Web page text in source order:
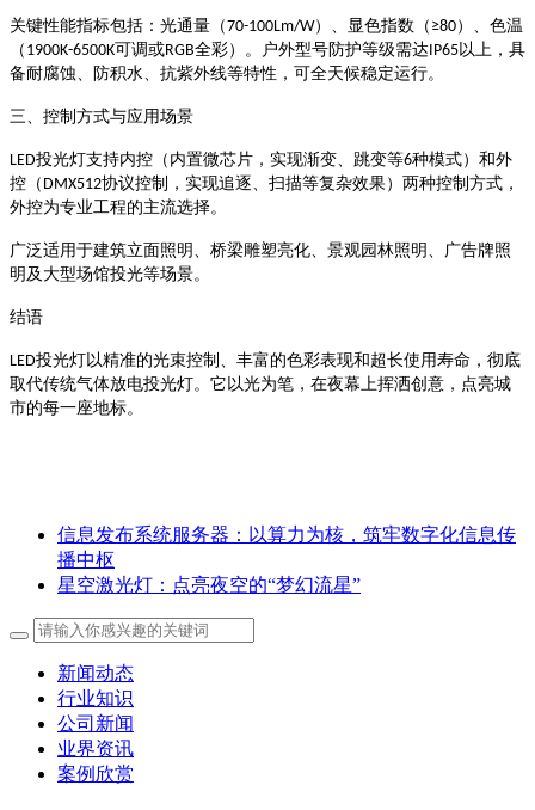
关键性能指标包括： 光通量 （70-100Lm/W）、 显色指数 （ ≥80）、 色温
（ 1900K-6500K可调或RGB全彩） 。户外型号防护等级需达IP65以上，具
备耐腐蚀、防积水、抗紫外线等特性，可全天候稳定运行。
三、控制方式与应用场景
LED投光灯支持内控 （内置微芯片，实现渐变、跳变等6种模式）和外
控 （ DMX512协议控制，实现追逐、扫描等复杂效果）两种控制方式，
外控为专业工程的主流选择。
广泛适用于建筑立面照明、桥梁雕塑亮化、景观园林照明、广告牌照
明及大型场馆投光等场景。
结语
LED投光灯以精准的光束控制、丰富的色彩表现和超长使用寿命，彻底
取代传统气体放电投光灯。它以光为笔，在夜幕上挥洒创意，点亮城
市的每一座地标。
信息发布系统服务器：以算力为核，筑牢数字化信息传
播中枢
星空激光灯：点亮夜空的“梦幻流星”
新闻动态
行业知识
公司新闻
业界资讯
案例欣赏